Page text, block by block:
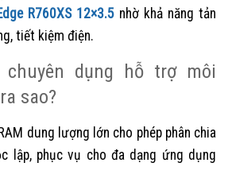
R760XS 12×3.5 nhờ khả năng tản
tiết kiệm điện.
dụng hỗ trợ môi
sao?
dung lượng lớn cho phép phân chia
lập, phục vụ cho đa dạng ứng dụng